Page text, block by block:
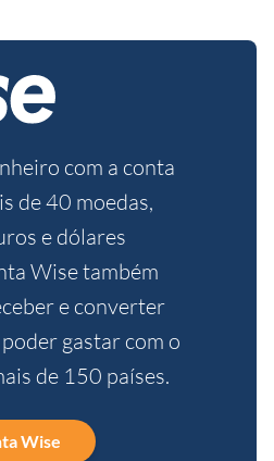
com a conta
de 40 moedas,
e dólares
Wise também
e converter
gastar com o
de 150 países.
Wise